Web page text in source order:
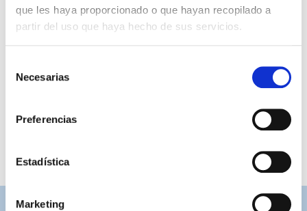
que les haya proporcionado o que hayan recopilado a
partir del uso que haya hecho de sus servicios.
Necesarias
Preferencias
Estadística
Marketing